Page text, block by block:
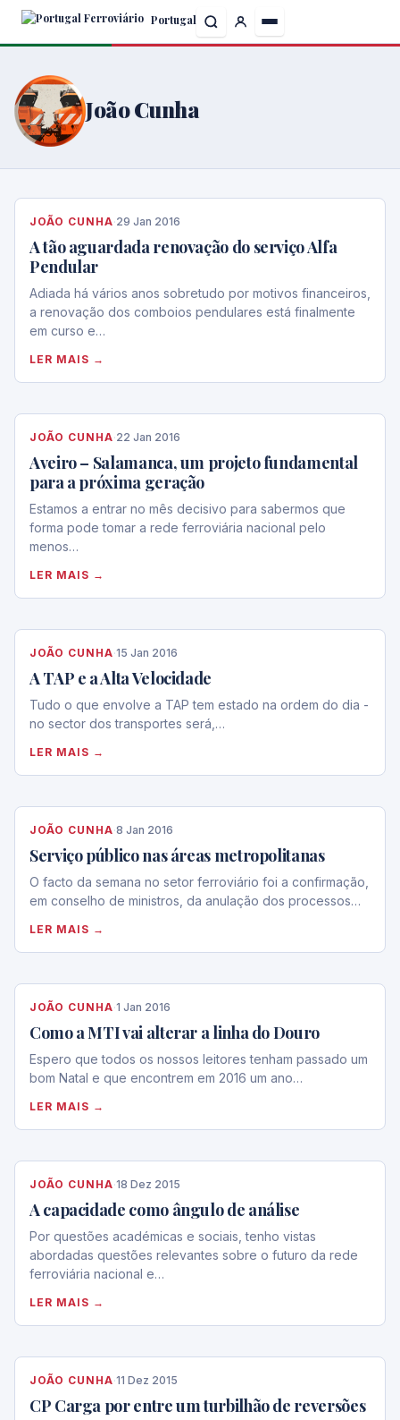
Skip
content
Portugal
João Cunha
JOÃO CUNHA·29 Jan 2016
A tão aguardada renovação do serviço Alfa
Pendular
Adiada há vários anos sobretudo por motivos financeiros,
a renovação dos comboios pendulares está finalmente
em curso e…
LER MAIS →
JOÃO CUNHA·22 Jan 2016
Aveiro – Salamanca, um projeto fundamental
para a próxima geração
Estamos a entrar no mês decisivo para sabermos que
forma pode tomar a rede ferroviária nacional pelo
menos…
LER MAIS →
JOÃO CUNHA·15 Jan 2016
A TAP e a Alta Velocidade
Tudo o que envolve a TAP tem estado na ordem do dia -
no sector dos transportes será,…
LER MAIS →
JOÃO CUNHA·8 Jan 2016
Serviço público nas áreas metropolitanas
O facto da semana no setor ferroviário foi a confirmação,
em conselho de ministros, da anulação dos processos…
LER MAIS →
JOÃO CUNHA·1 Jan 2016
Como a MTI vai alterar a linha do Douro
Espero que todos os nossos leitores tenham passado um
bom Natal e que encontrem em 2016 um ano…
LER MAIS →
JOÃO CUNHA·18 Dez 2015
A capacidade como ângulo de análise
Por questões académicas e sociais, tenho vistas
abordadas questões relevantes sobre o futuro da rede
ferroviária nacional e…
LER MAIS →
JOÃO CUNHA·11 Dez 2015
CP Carga por entre um turbilhão de reversões